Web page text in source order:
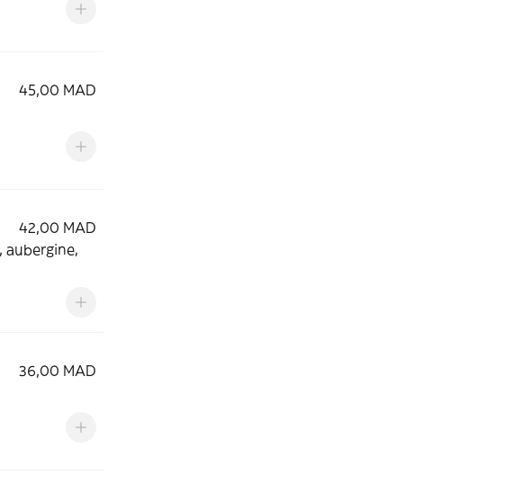
45,00 MAD
42,00 MAD
aubergine,
36,00 MAD